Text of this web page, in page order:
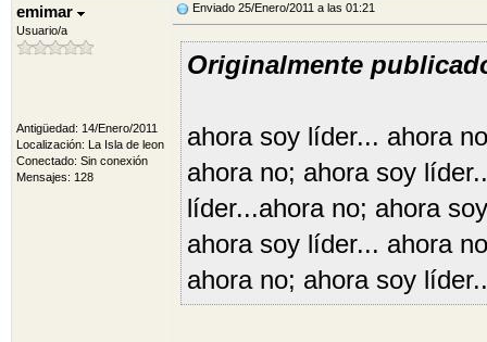
emimar
Usuario/a
Antigüedad: 14/Enero/2011
Localización: La Isla de leon
Conectado: Sin conexión
Mensajes: 128
Enviado 25/Enero/2011 a las 01:21
Originalmente
ahora soy líder... ahora
ahora no; ahora soy
líder...ahora no; ahora
ahora soy líder... ahora
ahora no; ahora soy